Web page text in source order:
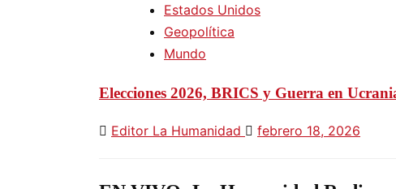
Estados Unidos
Geopolítica
Mundo
Elecciones 2026, BRICS y Guerra en
Editor La Humanidad febrero 18, 2026